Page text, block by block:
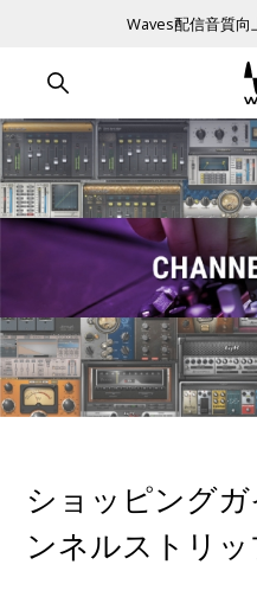
Waves配信音質向
ショッピング
ンネルストリ